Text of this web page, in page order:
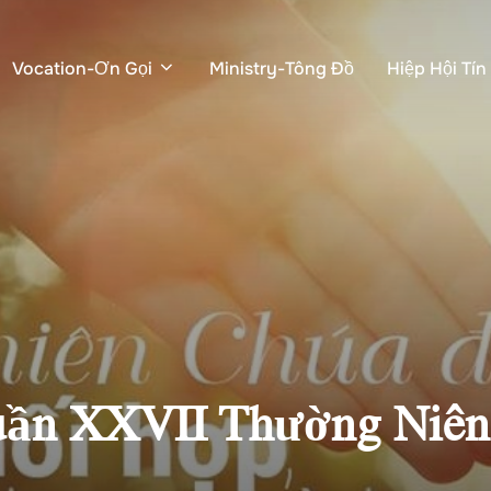
Vocation-Ơn Gọi Ministry-Tông Đồ Hiệp Hội
XXVII Thường